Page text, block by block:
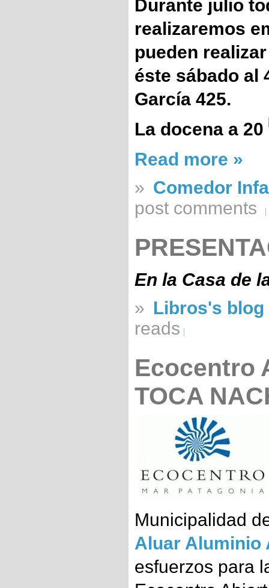
Durante julio
realizaremos
pueden
éste sábado al
García 425.
La docena a 20
Read more »
» Comedor
post comments
En la Casa de
» Libros's blog
reads
Ecocentro
TOCA
Municipalidad
Aluar Aluminio
esfuerzos para